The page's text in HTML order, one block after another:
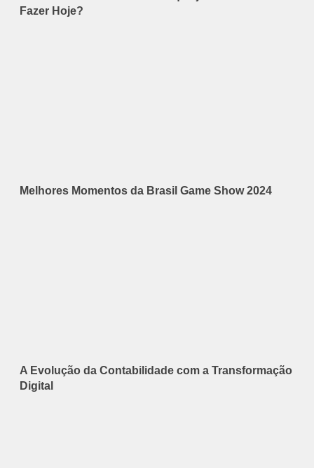
Fazer Hoje?
Melhores Momentos da Brasil Game Show 2024
A Evolução da Contabilidade com a Transformação
Digital